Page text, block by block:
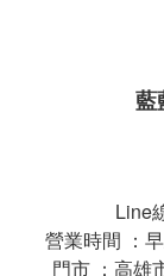
藍
Line
營業時間 ：
門市 ：高雄